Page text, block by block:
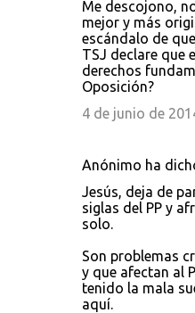
Me descojono,
mejor y más
escándalo de
TSJ declare que
derechos
Oposición?
4 de junio de
Anónimo ha
Jesús, deja de
siglas del PP y
solo.
Son problemas
y que afectan al
tenido la mala
aquí.